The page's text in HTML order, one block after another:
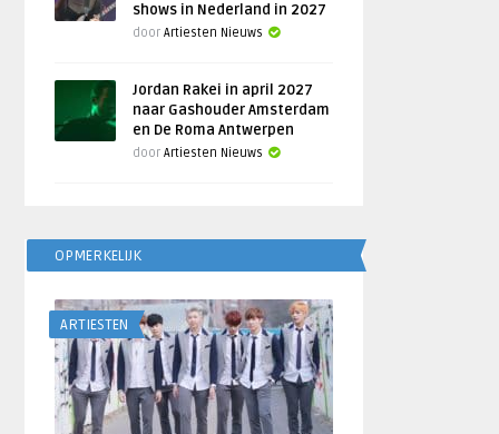
shows in Nederland in 2027
doorArtiesten Nieuws
Jordan Rakei in april 2027
naar Gashouder Amsterdam
en De Roma Antwerpen
doorArtiesten Nieuws
OPMERKELIJK
ARTIESTEN